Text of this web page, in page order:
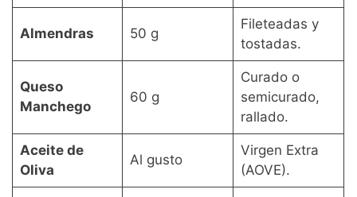
Almendras 50 g
Fileteadas y
tostadas.
Queso
Manchego
60 g
Curado o
semicurado,
rallado.
Aceite de
Oliva
Al gusto
Virgen Extra
(AOVE).